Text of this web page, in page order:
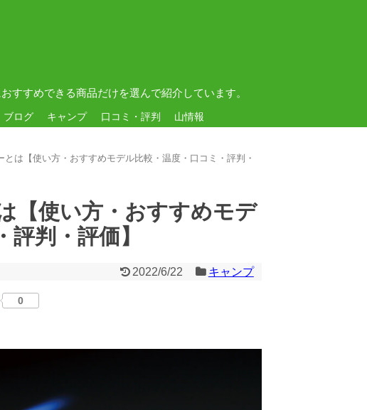
すすめできる商品だけを選んで紹介しています。
ブログ キャンプ 口コミ・評判 山情報
とは【使い方・おすすめモデル比較・温度・口コミ・評判・
【使い方・おすすめモデ
判・評価】
2022/6/22 キャンプ
0